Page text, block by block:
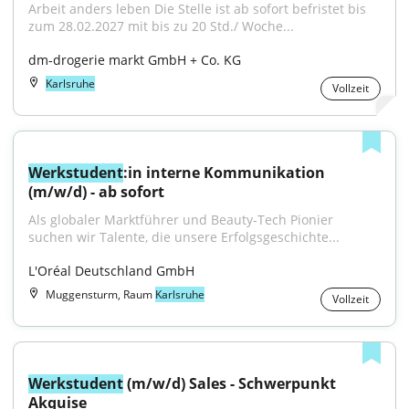
Arbeit anders leben Die Stelle ist ab sofort befristet bis
zum 28.02.2027 mit bis zu 20 Std./ Woche...
dm-drogerie markt GmbH + Co. KG
Karlsruhe Vollzeit
Werkstudent:in interne Kommunikation
(m/w/d) - ab sofort
Als globaler Marktführer und Beauty-Tech Pionier
suchen wir Talente, die unsere Erfolgsgeschichte...
L'Oréal Deutschland GmbH
Muggensturm, Raum Karlsruhe Vollzeit
Werkstudent (m/w/d) Sales - Schwerpunkt
Akquise